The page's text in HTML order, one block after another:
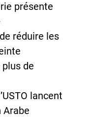
présente
réduire les
de
lancent
Arabe